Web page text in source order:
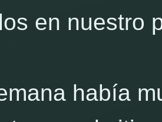
en nuestro
había